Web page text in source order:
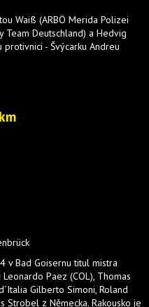
Waiß (ARBÖ Merida Polizei
Team Deutschland) a Hedvig
- Švýcarku Andreu
v Bad Goisernu titul mistra
Paez (COL), Thomas
Gilberto Simoni, Roland
Strobel z Německa. Rakousko je